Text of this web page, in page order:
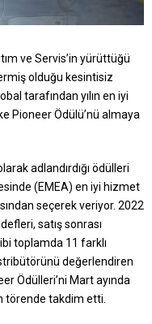
ve Servis’in yürüttüğü
olduğu kesintisiz
tarafından yılın en iyi
Pioneer Ödülü’nü almaya
adlandırdığı ödülleri
(EMEA) en iyi hizmet
seçerek veriyor. 2022
satış sonrası
toplamda 11 farklı
değerlendiren
Ödülleri’ni Mart ayında
törende takdim etti.